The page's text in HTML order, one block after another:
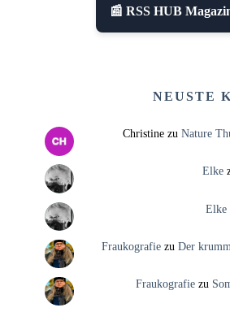
📰 RSS HUB
NEUSTE
Christinezu Nature
Elke
Elke
Fraukografiezu Der
Fraukografiezu